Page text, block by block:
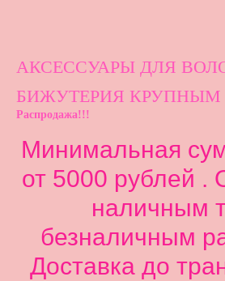
АКСЕССУАРЫ ДЛЯ
БИЖУТЕРИЯ
Распродажа!!!
Минимальная
от 5000 рублей .
наличным
безналичным
Доставка до